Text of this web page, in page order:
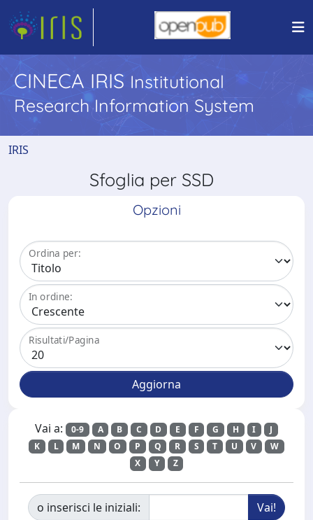
CINECA IRIS Institutional
Research Information System
IRIS
Sfoglia per SSD
Opzioni
Ordina per:
In ordine:
Risultati/Pagina
Vai a: 0-9 A B C D E F G H I
J
K
L M N O P Q R S T U V
W
X
Y Z
o inserisci le iniziali: